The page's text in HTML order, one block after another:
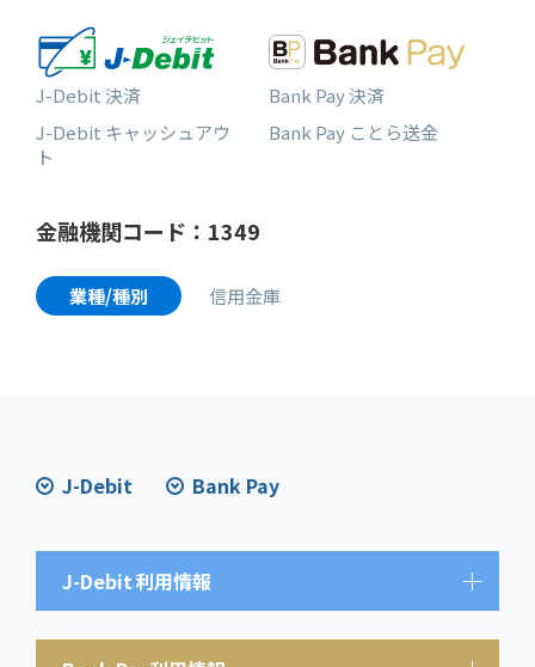
J-Debit 決済
J-Debit キャッシュアウ
ト
Bank Pay 決済
Bank Pay ことら送金
金融機関コード：1349
業種/種別 信用金庫
J-Debit Bank Pay
J-Debit利用情報